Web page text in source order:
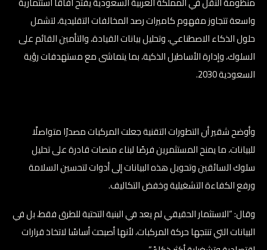
واسعة تتجاوز مفهوم كاميرات رصد المخالفات التقليدية، لتشمل
حلول الذكاء الاصطناعي، وتحليل بيانات القيادة، والتأمين القائم على
السلوك، وإدارة الأساطيل الذكية، بما يتماشى مع مستهدفات رؤية
السعودية 2030.
وأوضح شقير أن التطورات التقنية جعلت المركبات مصدرًا متواصلًا
للبيانات، ما يمنح المستثمرين فرصًا لبناء منصات قادرة على تحليل
سلوك السائقين وتحويل هذه البيانات إلى أدوات لتحسين السلامة
ورفع الكفاءة التشغيلية وخفض التكاليف.
وقال: “الاستثمار الحقيقي لم يعد في البنية التحتية للطرق فقط، بل في
البيانات التي تنتجها حركة المركبات، لأنها أصبحت أساسًا لاتخاذ قرارات